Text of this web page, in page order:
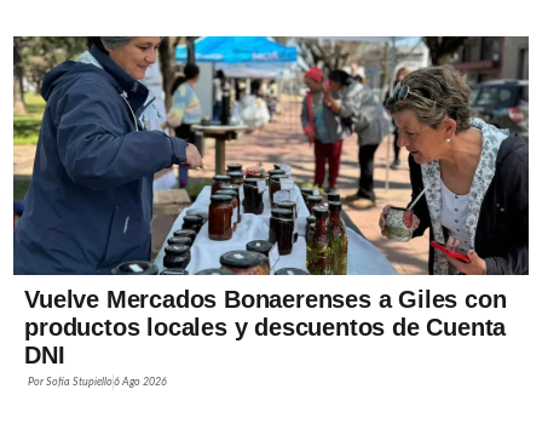
Vuelve Mercados Bonaerenses a Giles con
productos locales y descuentos de Cuenta
DNI
PorSofía Stupiello6 Ago 2026